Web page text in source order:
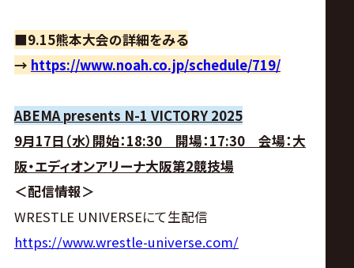
■9.15熊本大会の詳細をみる
→ https://www.noah.co.jp/schedule/719/
ABEMA presents N-1 VICTORY 2025
9月17日（水）開始：18:30 開場：17:30 会場：大
阪・エディオンアリーナ大阪第2競技場
＜配信情報＞
WRESTLE UNIVERSEにて生配信
https://www.wrestle-universe.com/